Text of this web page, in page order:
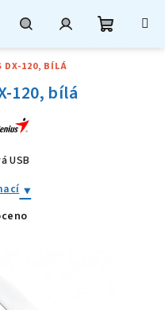
DX-120, BÍLÁ
120, bílá
USB